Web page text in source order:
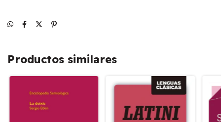
Productos similares